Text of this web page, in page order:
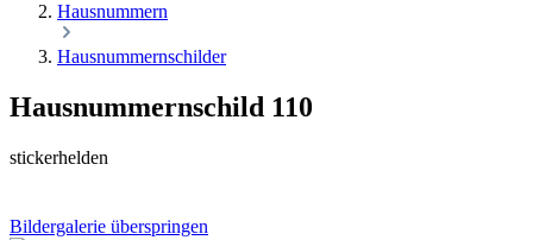
Hausnummern
Hausnummernschilder
Hausnummernschild 110
stickerhelden
Bildergalerie überspringen